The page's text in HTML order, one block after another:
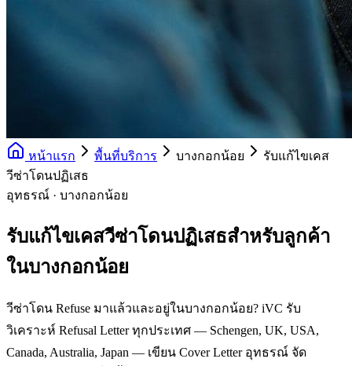
หน้าแรก พื้นที่บริการ บางกอกน้อย
รับแก้ไขเคส
วีซ่าโดนปฏิเสธ
อุทธรณ์ · บางกอกน้อย
รับแก้ไขเคสวีซ่าโดนปฏิเสธสำหรับลูกค้า
ในบางกอกน้อย
วีซ่าโดน Refuse มาแล้วและอยู่ในบางกอกน้อย? iVC รับ
วิเคราะห์ Refusal Letter ทุกประเทศ — Schengen, UK, USA,
Canada, Australia, Japan — เขียน Cover Letter อุทธรณ์ จัด